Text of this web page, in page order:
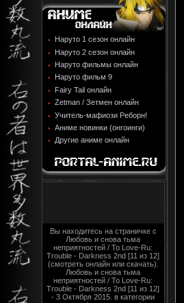
Наруто 1 сезон онлайн
Наруто 2 сезон онлайн
Наруто фильмы онлайн
Наруто фильм 9
Fairy Tail онлайн
Zetman / Зетмен онлайн
Учитель-мафиози Реборн!
Аниме новинки (онгоинги)
Другие аниме онлайн
Вы находитесь на страничке с
Любовь и снова тьма
неприятностей / To Love-Ru:
Trouble - Darkness 2nd [11 из 12]
(смотреть онлайн или скачать).
Любовь и снова тьма
неприятностей / To Love-Ru:
Trouble - Darkness 2nd [11 из 12]
- 3 Октября 2015. в категории